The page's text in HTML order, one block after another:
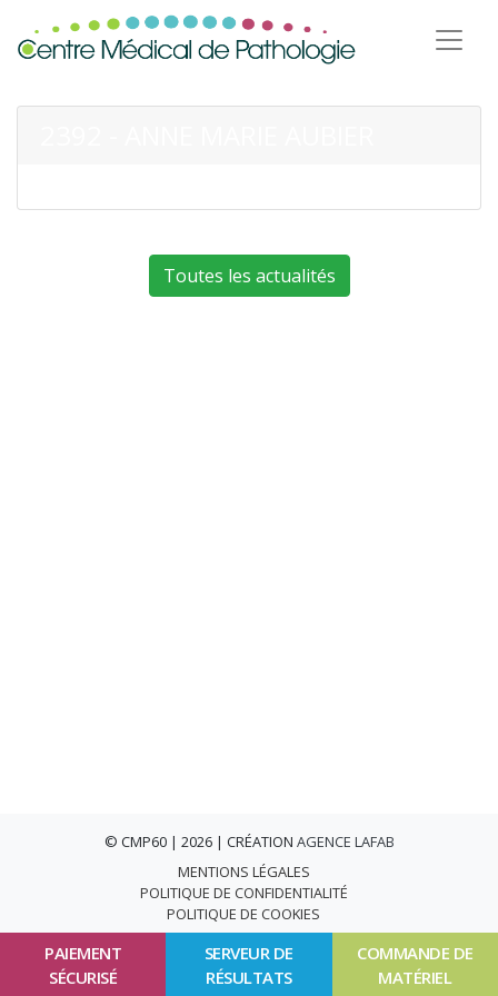
PAIEMENT
SÉCURISÉ
SERVEUR DE
RÉSULTATS
COMMANDE DE
MATÉRIEL
Toutes les actualités
© CMP60 | 2026 | CRÉATION AGENCE LAFAB
MENTIONS LÉGALES
POLITIQUE DE CONFIDENTIALITÉ
POLITIQUE DE COOKIES